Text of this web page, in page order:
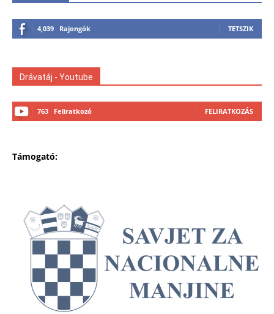
4,039 Rajongók TETSZIK
Drávatáj - Youtube
763 Feliratkozó FELIRATKOZÁS
Támogató: